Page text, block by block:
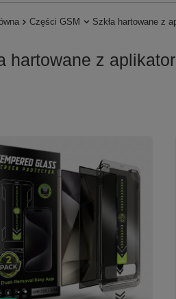
Części GSM Szkła hartowane z
hartowane z